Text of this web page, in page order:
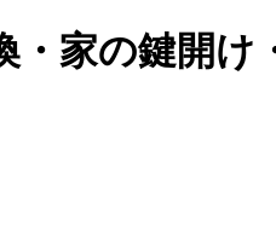
家の鍵開け